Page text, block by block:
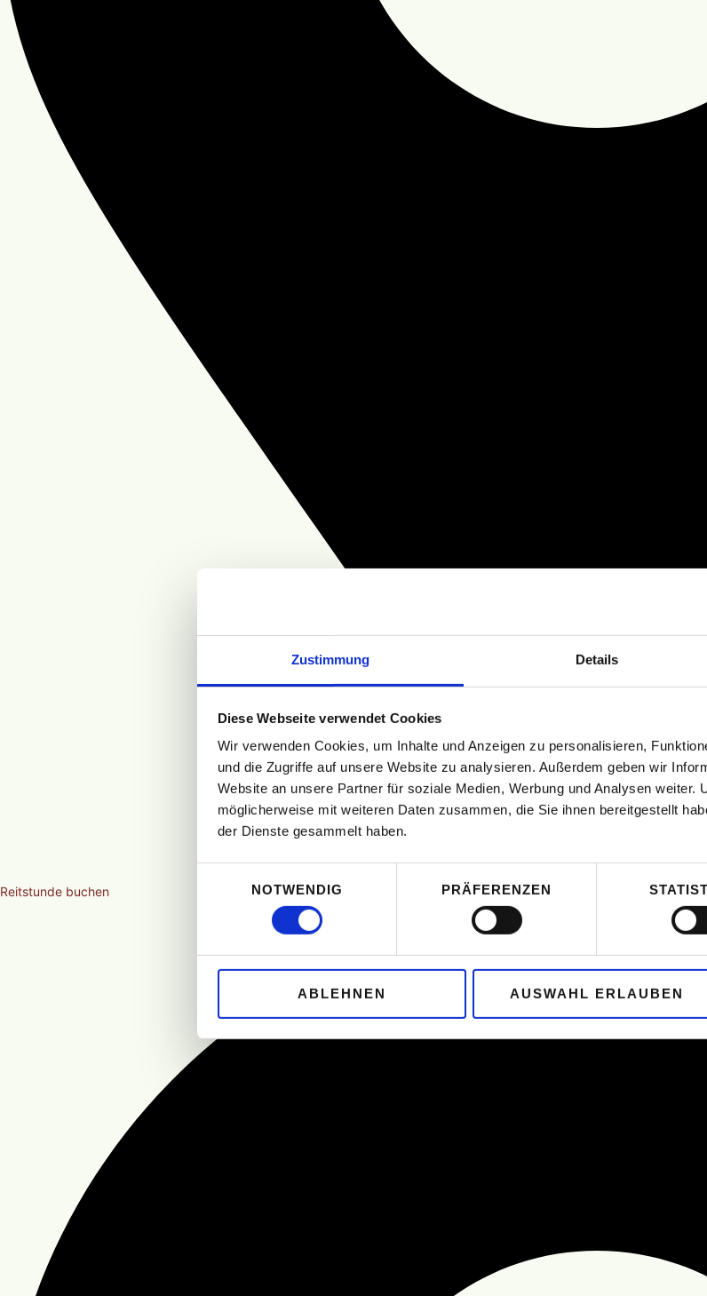
Zustimmung Details
Diese Webseite verwendet Cookies
Wir verwenden Cookies, um Inhalte und Anzeigen zu personalisieren,
und die Zugriffe auf unsere Website zu analysieren. Außerdem geben wir
Website an unsere Partner für soziale Medien, Werbung und Analysen weiter.
möglicherweise mit weiteren Daten zusammen, die Sie ihnen bereitgestellt
der Dienste gesammelt haben.
NOTWENDIG
PRÄFERENZEN
ABLEHNEN AUSWAHL ERLAUBEN
Reitstunde buchen